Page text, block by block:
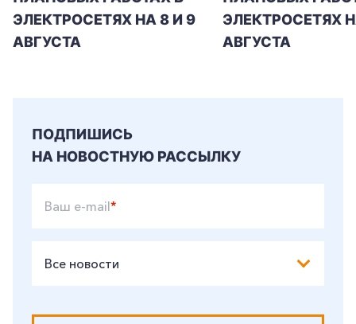
ЭЛЕКТРОСЕТЯХ НА 8 И 9
АВГУСТА
ЭЛЕКТРОСЕТЯХ
АВГУСТА
ПОДПИШИСЬ
НА НОВОСТНУЮ РАССЫЛКУ
Ваш e-mail*
Все новости